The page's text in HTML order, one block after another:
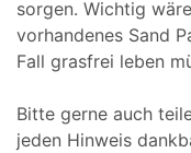
sorgen. Wichtig
vorhandenes Sand
Fall grasfrei leben
Bitte gerne auch
jeden Hinweis